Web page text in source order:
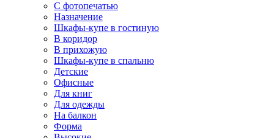
С фотопечатью
Назначение
Шкафы-купе в гостиную
В коридор
В прихожую
Шкафы-купе в спальню
Детские
Офисные
Для книг
Для одежды
На балкон
Форма